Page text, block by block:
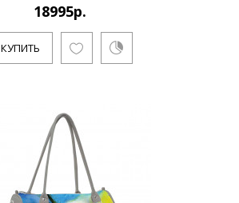
18995р.
КУПИТЬ